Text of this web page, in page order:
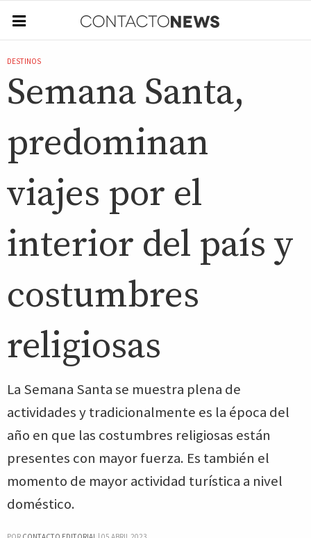
DESTINOS
Semana Santa,
predominan
viajes por el
interior del país y
costumbres
religiosas
La Semana Santa se muestra plena de
actividades y tradicionalmente es la época del
año en que las costumbres religiosas están
presentes con mayor fuerza. Es también el
momento de mayor actividad turística a nivel
doméstico.